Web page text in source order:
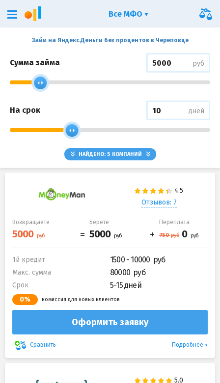
Займ на Яндекс.Деньги без процентов в Череповце
Сумма займа руб
На срок дней
НАЙДЕНО: 5 КОМПАНИЙ
Отзывов: 7
Возвращаете Берете Переплата
1й кредит 1500 - 10000
Макс. сумма 80000
Срок 5-15 дней
0% комиссия для новых клиентов
Оформить заявку
Сравнить Подробнее
Все МФО